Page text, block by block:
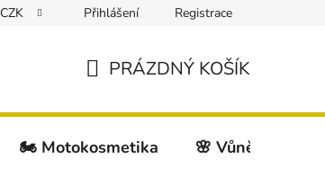
CZK Přihlášení Registrace
PRÁZDNÝ KOŠÍK
🏍️ Motokosmetika 🌸 Vůně do auta